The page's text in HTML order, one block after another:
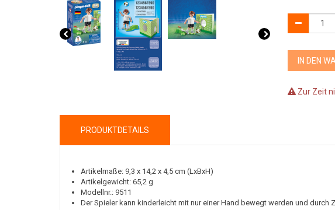
IN DEN
Zur Zeit
PRODUKTDETAILS
Artikelmaße: 9,3 x 14,2 x 4,5 cm (LxBxH)
Artikelgewicht: 65,2 g
Modellnr.: 9511
Der Spieler kann kinderleicht mit nur einer Hand bewegt werden und